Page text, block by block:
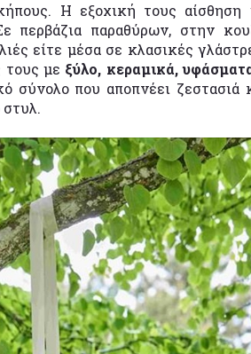
Η εξοχική τους αίσθηση
περβάζια παραθύρων, στην
είτε μέσα σε κλασικές
τους με ξύλο, κεραμικά,
σύνολο που αποπνέει ζεστασιά